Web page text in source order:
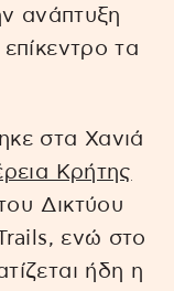
ανάπτυξη
τα
στα Χανιά
Κρήτης
Δικτύου
ενώ στο
ήδη η